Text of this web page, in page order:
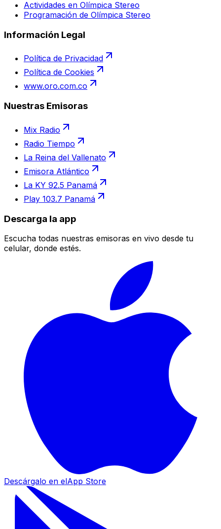
Actividades en Olímpica Stereo
Programación de Olímpica Stereo
Información Legal
Política de Privacidad
Política de Cookies
www.oro.com.co
Nuestras Emisoras
Mix Radio
Radio Tiempo
La Reina del Vallenato
Emisora Atlántico
La KY 92.5 Panamá
Play 103.7 Panamá
Descarga la app
Escucha todas nuestras emisoras en vivo desde tu
celular, donde estés.
Descárgalo en elApp Store